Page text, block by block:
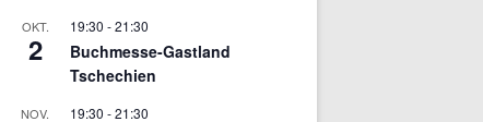
OKT.
2
19:30 -21:30
Buchmesse-Gastland
Tschechien
NOV. 19:30 -21:30